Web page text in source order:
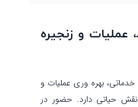
عملیات و زنجیره
بهره وری عملیات و
نقش حیاتی دارد. حضور در